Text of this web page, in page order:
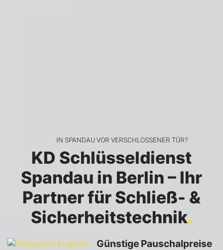
IN SPANDAU VOR VERSCHLOSSENER TÜR?
KD Schlüsseldienst
Spandau in Berlin – Ihr
Partner für Schließ- &
Sicherheitstechnik.
Günstige Pauschalpreise